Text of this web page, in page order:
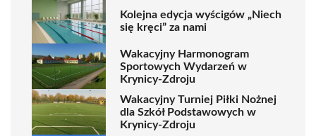
Kolejna edycja wyścigów „Niech
się kręci” za nami
Wakacyjny Harmonogram
Sportowych Wydarzeń w
Krynicy-Zdroju
Wakacyjny Turniej Piłki Nożnej
dla Szkół Podstawowych w
Krynicy-Zdroju